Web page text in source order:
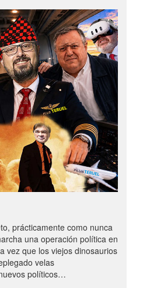
prácticamente como nunca
una operación política en
vez que los viejos dinosaurios
velas
políticos…